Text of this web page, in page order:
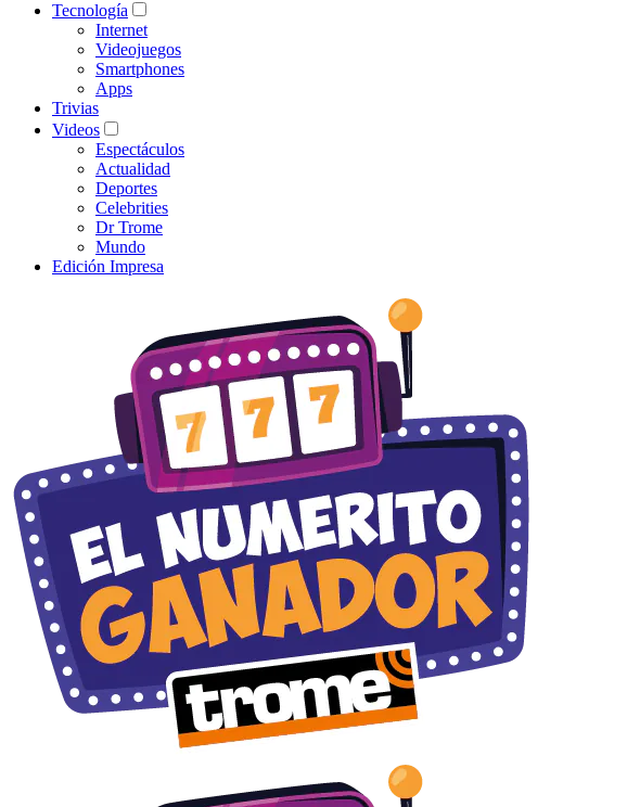
Tecnología
Internet
Videojuegos
Smartphones
Apps
Trivias
Videos
Espectáculos
Actualidad
Deportes
Celebrities
Dr Trome
Mundo
Edición Impresa